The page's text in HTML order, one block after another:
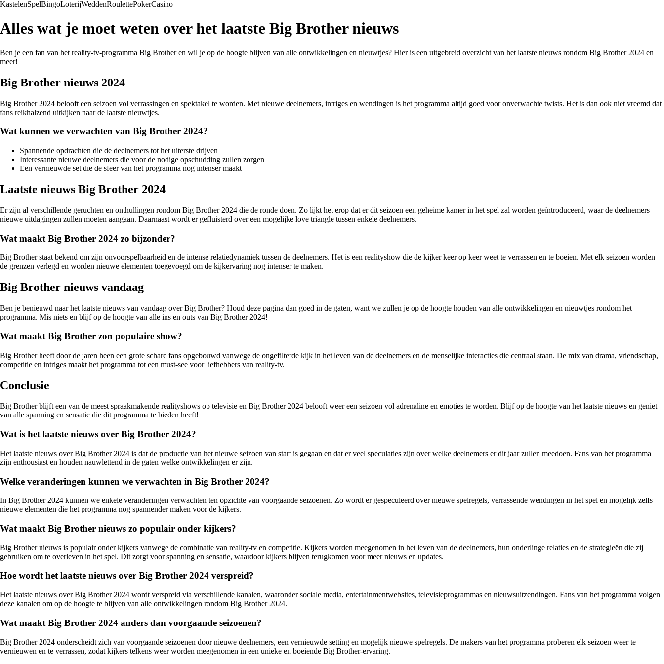
KastelenSpelBingoLoterijWeddenRoulettePokerCasino
Alles wat je moet weten over het laatste Big Brother nieuws
Ben je een fan van het reality-tv-programma Big Brother en wil je op de hoogte blijven van alle ontwikkelingen en nieuwtjes? Hier is een uitgebreid overzicht van het laatste nieuws rondom Big Brother 2024 en
meer!
Big Brother nieuws 2024
Big Brother 2024 belooft een seizoen vol verrassingen en spektakel te worden. Met nieuwe deelnemers, intriges en wendingen is het programma altijd goed voor onverwachte twists. Het is dan ook niet vreemd dat
fans reikhalzend uitkijken naar de laatste nieuwtjes.
Wat kunnen we verwachten van Big Brother 2024?
Spannende opdrachten die de deelnemers tot het uiterste drijven
Interessante nieuwe deelnemers die voor de nodige opschudding zullen zorgen
Een vernieuwde set die de sfeer van het programma nog intenser maakt
Laatste nieuws Big Brother 2024
Er zijn al verschillende geruchten en onthullingen rondom Big Brother 2024 die de ronde doen. Zo lijkt het erop dat er dit seizoen een geheime kamer in het spel zal worden geïntroduceerd, waar de deelnemers
nieuwe uitdagingen zullen moeten aangaan. Daarnaast wordt er gefluisterd over een mogelijke love triangle tussen enkele deelnemers.
Wat maakt Big Brother 2024 zo bijzonder?
Big Brother staat bekend om zijn onvoorspelbaarheid en de intense relatiedynamiek tussen de deelnemers. Het is een realityshow die de kijker keer op keer weet te verrassen en te boeien. Met elk seizoen worden
de grenzen verlegd en worden nieuwe elementen toegevoegd om de kijkervaring nog intenser te maken.
Big Brother nieuws vandaag
Ben je benieuwd naar het laatste nieuws van vandaag over Big Brother? Houd deze pagina dan goed in de gaten, want we zullen je op de hoogte houden van alle ontwikkelingen en nieuwtjes rondom het
programma. Mis niets en blijf op de hoogte van alle ins en outs van Big Brother 2024!
Wat maakt Big Brother zon populaire show?
Big Brother heeft door de jaren heen een grote schare fans opgebouwd vanwege de ongefilterde kijk in het leven van de deelnemers en de menselijke interacties die centraal staan. De mix van drama, vriendschap,
competitie en intriges maakt het programma tot een must-see voor liefhebbers van reality-tv.
Conclusie
Big Brother blijft een van de meest spraakmakende realityshows op televisie en Big Brother 2024 belooft weer een seizoen vol adrenaline en emoties te worden. Blijf op de hoogte van het laatste nieuws en geniet
van alle spanning en sensatie die dit programma te bieden heeft!
Wat is het laatste nieuws over Big Brother 2024?
Het laatste nieuws over Big Brother 2024 is dat de productie van het nieuwe seizoen van start is gegaan en dat er veel speculaties zijn over welke deelnemers er dit jaar zullen meedoen. Fans van het programma
zijn enthousiast en houden nauwlettend in de gaten welke ontwikkelingen er zijn.
Welke veranderingen kunnen we verwachten in Big Brother 2024?
In Big Brother 2024 kunnen we enkele veranderingen verwachten ten opzichte van voorgaande seizoenen. Zo wordt er gespeculeerd over nieuwe spelregels, verrassende wendingen in het spel en mogelijk zelfs
nieuwe elementen die het programma nog spannender maken voor de kijkers.
Wat maakt Big Brother nieuws zo populair onder kijkers?
Big Brother nieuws is populair onder kijkers vanwege de combinatie van reality-tv en competitie. Kijkers worden meegenomen in het leven van de deelnemers, hun onderlinge relaties en de strategieën die zij
gebruiken om te overleven in het spel. Dit zorgt voor spanning en sensatie, waardoor kijkers blijven terugkomen voor meer nieuws en updates.
Hoe wordt het laatste nieuws over Big Brother 2024 verspreid?
Het laatste nieuws over Big Brother 2024 wordt verspreid via verschillende kanalen, waaronder sociale media, entertainmentwebsites, televisieprogrammas en nieuwsuitzendingen. Fans van het programma volgen
deze kanalen om op de hoogte te blijven van alle ontwikkelingen rondom Big Brother 2024.
Wat maakt Big Brother 2024 anders dan voorgaande seizoenen?
Big Brother 2024 onderscheidt zich van voorgaande seizoenen door nieuwe deelnemers, een vernieuwde setting en mogelijk nieuwe spelregels. De makers van het programma proberen elk seizoen weer te
vernieuwen en te verrassen, zodat kijkers telkens weer worden meegenomen in een unieke en boeiende Big Brother-ervaring.